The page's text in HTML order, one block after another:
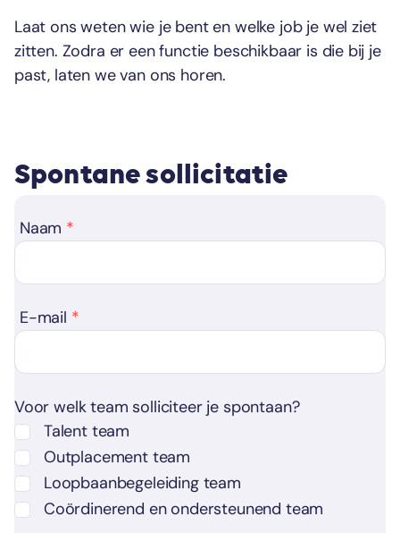
Laat ons weten wie je bent en welke job je wel ziet
zitten. Zodra er een functie beschikbaar is die bij je
past, laten we van ons horen.
Spontane sollicitatie
Naam
E-mail
Voor welk team solliciteer je spontaan?
Talent team
Outplacement team
Loopbaanbegeleiding team
Coördinerend en ondersteunend team